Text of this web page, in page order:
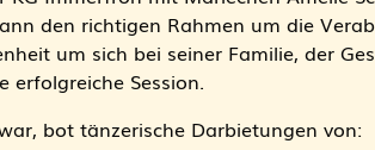
den richtigen Rahmen um die
um sich bei seiner Familie, der
erfolgreiche Session.
bot tänzerische Darbietungen von: